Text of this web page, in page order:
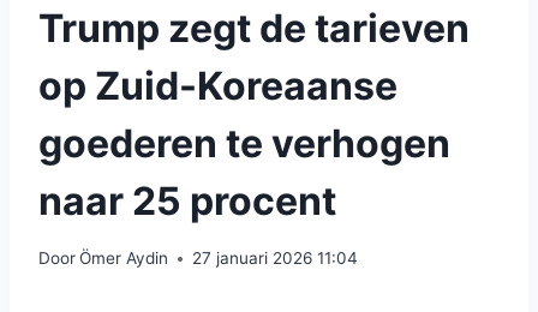
Trump zegt de tarieven
op Zuid-Koreaanse
goederen te verhogen
naar 25 procent
DoorÖmer Aydin 27 januari 2026 11:04